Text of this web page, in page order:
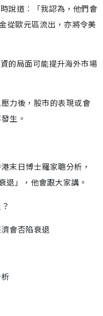
說道︰「我認為，他們會
從歐元區流出，亦將令美
的局面可能提升海外市場
力後，股市的表現或會
生。
末日博士羅家聰分析，
退」，他會跟大家講。
會否陷衰退